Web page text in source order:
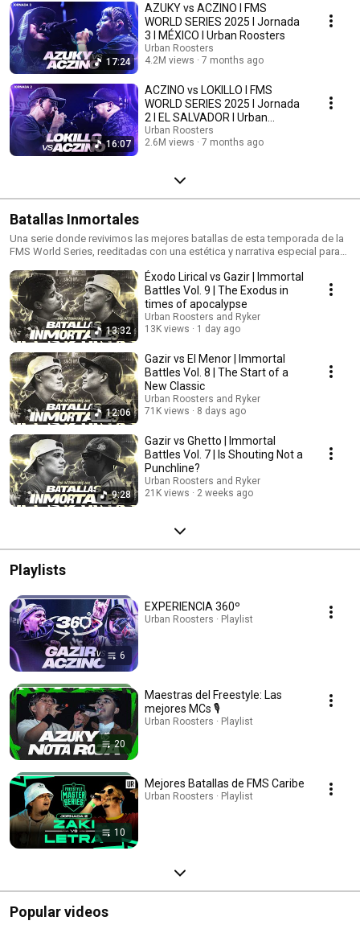
17:24
AZUKY vs ACZINO I FMS
WORLD SERIES 2025 I Jornada
3 I MÉXICO I Urban Roosters
Urban Roosters
4.2M views
7 months ago
16:07
ACZINO vs LOKILLO I FMS
WORLD SERIES 2025 I Jornada
2 I EL SALVADOR I Urban
Roosters
Urban Roosters
2.6M views
7 months ago
Batallas Inmortales
Una serie donde revivimos las mejores batallas de esta temporada de la
FMS World Series, reeditadas con una estética y narrativa especial para
https://www.youtube.com/@RykerMusic
13:32
Éxodo Lirical vs Gazir | Immortal
Battles Vol. 9 | The Exodus in
times of apocalypse
Urban Roosters and Ryker
13K views
1 day ago
12:06
Gazir vs El Menor | Immortal
Battles Vol. 8 | The Start of a
New Classic
Urban Roosters and Ryker
71K views
8 days ago
9:28
Gazir vs Ghetto | Immortal
Battles Vol. 7 | Is Shouting Not a
Punchline?
Urban Roosters and Ryker
21K views
2 weeks ago
Playlists
6
EXPERIENCIA 360º
Urban Roosters · Playlist
20
Maestras del Freestyle: Las
mejores MCs 🎙️
Urban Roosters · Playlist
10
Mejores Batallas de FMS Caribe
Urban Roosters · Playlist
Popular videos